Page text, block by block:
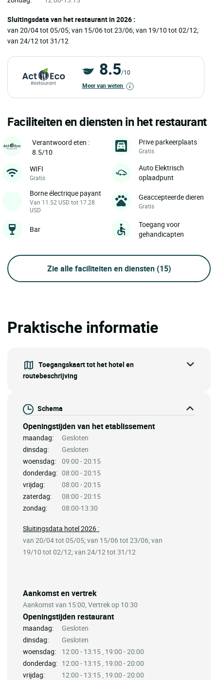
Sluitingsdata van het restaurant in 2026 :
van 20/04 tot 05/05; van 15/06 tot 23/06; van 19/10 tot 02/12;
van 24/12 tot 31/12
8.5/10
Meer van weten
Faciliteiten en diensten in het restaurant
Verantwoord eten :
8.5/10
Prive parkeerplaats
Gratis
WIFI
Gratis
Auto Elektrisch
oplaadpunt
Borne électrique payant
Van 11.52 USD tot 17.28
USD
Geaccepteerde dieren
Gratis
Bar
Toegang voor
gehandicapten
Zie alle faciliteiten en diensten (15)
Praktische informatie
Toegangskaart tot het hotel en
routebeschrijving
Schema
Openingstijden van het etablissement
maandag:
Gesloten
dinsdag:
Gesloten
woensdag:
09:00 - 20:15
donderdag: 08:00 - 20:15
vrijdag:
08:00 - 20:15
zaterdag:
08:00 - 20:15
zondag:
08:00-13:30
Aankomst en vertrek
Aankomst van 15:00, Vertrek op 10:30
Openingstijden restaurant
maandag:
Gesloten
dinsdag:
Gesloten
woensdag:
12:00 - 13:15 , 19:00 - 20:00
donderdag: 12:00 - 13:15 , 19:00 - 20:00
vrijdag:
12:00 - 13:15 , 19:00 - 20:00
Sluitingsdata hotel 2026 :
van 20/04 tot 05/05; van 15/06 tot 23/06; van
19/10 tot 02/12; van 24/12 tot 31/12